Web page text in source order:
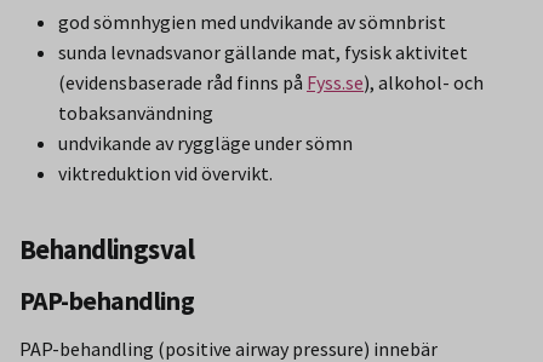
god sömnhygien med undvikande av sömnbrist
sunda levnadsvanor gällande mat, fysisk aktivitet
(evidensbaserade råd finns på Fyss.se), alkohol- och
tobaksanvändning
undvikande av ryggläge under sömn
viktreduktion vid övervikt.
Behandlingsval
PAP-behandling
PAP-behandling (positive airway pressure) innebär